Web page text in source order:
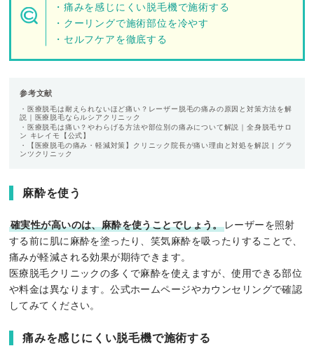
・痛みを感じにくい脱毛機で施術する
・クーリングで施術部位を冷やす
・セルフケアを徹底する
参考文献
・医療脱毛は耐えられないほど痛い？レーザー脱毛の痛みの原因と対策方法を解
説｜医療脱毛ならルシアクリニック
・医療脱毛は痛い？やわらげる方法や部位別の痛みについて解説｜全身脱毛サロ
ン キレイモ【公式】
・【医療脱毛の痛み・軽減対策】クリニック院長が痛い理由と対処を解説 | グラ
ンツクリニック
麻酔を使う
確実性が高いのは、麻酔を使うことでしょう。レーザーを照射
する前に肌に麻酔を塗ったり、笑気麻酔を吸ったりすることで、
痛みが軽減される効果が期待できます。
医療脱毛クリニックの多くで麻酔を使えますが、使用できる部位
や料金は異なります。公式ホームページやカウンセリングで確認
してみてください。
痛みを感じにくい脱毛機で施術する